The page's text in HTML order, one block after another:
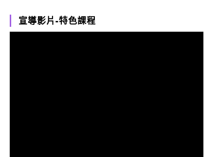
宣導影片-特色課程